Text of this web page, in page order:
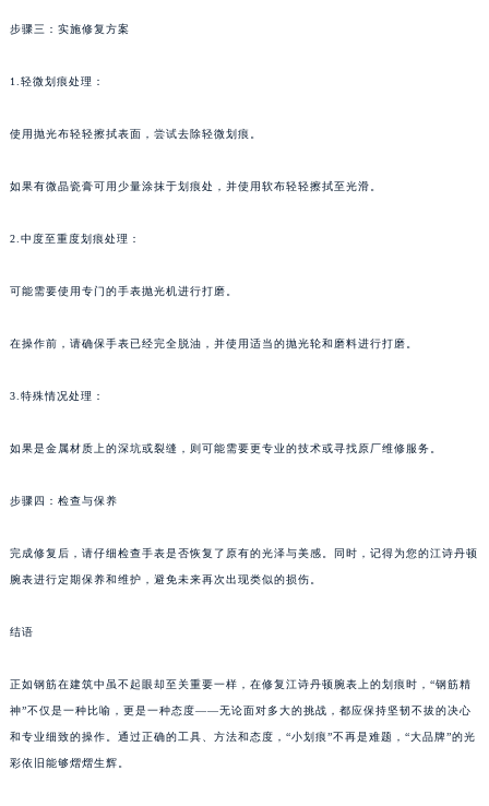
步骤三：实施修复方案
1.轻微划痕处理：
使用抛光布轻轻擦拭表面，尝试去除轻微划痕。
如果有微晶瓷膏可用少量涂抹于划痕处，并使用软布轻轻擦拭至光滑。
2.中度至重度划痕处理：
可能需要使用专门的手表抛光机进行打磨。
在操作前，请确保手表已经完全脱油，并使用适当的抛光轮和磨料进行打磨。
3.特殊情况处理：
如果是金属材质上的深坑或裂缝，则可能需要更专业的技术或寻找原厂维修服务。
步骤四：检查与保养
完成修复后，请仔细检查手表是否恢复了原有的光泽与美感。同时，记得为您的江诗丹顿
腕表进行定期保养和维护，避免未来再次出现类似的损伤。
结语
正如钢筋在建筑中虽不起眼却至关重要一样，在修复江诗丹顿腕表上的划痕时，“钢筋精
神”不仅是一种比喻，更是一种态度——无论面对多大的挑战，都应保持坚韧不拔的决心
和专业细致的操作。通过正确的工具、方法和态度，“小划痕”不再是难题，“大品牌”的光
彩依旧能够熠熠生辉。